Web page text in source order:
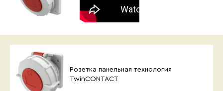
Розетка панельная технология
TwinCONTACT